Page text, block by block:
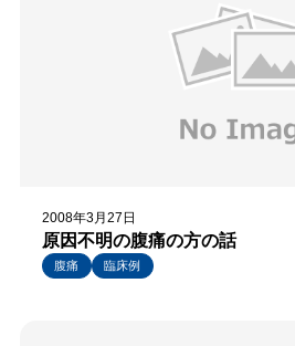
2008年3月27日
原因不明の腹痛の方の話
腹痛
臨床例